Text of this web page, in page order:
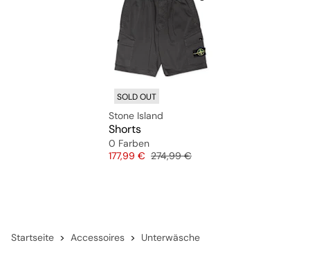
SOLD OUT
Stone Island
Shorts
0 Farben
Preis
177,99 € Originalpreis
274,99 €
Startseite Accessoires Unterwäsche